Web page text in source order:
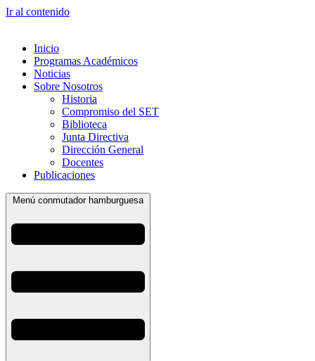
Ir al contenido
Inicio
Programas Académicos
Noticias
Sobre Nosotros
Historia
Compromiso del SET
Biblioteca
Junta Directiva
Dirección General
Docentes
Publicaciones
Menú conmutador hamburguesa